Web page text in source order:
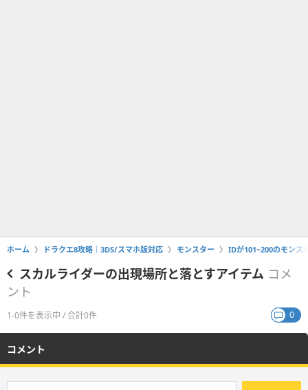
ホーム ドラクエ8攻略｜3DS/スマホ版対応 モンスター IDが101~200のモンス
スカルライダーの出現場所と落とすアイテム コメ
ント
1-0件を表示中 / 合計0件 0
コメント